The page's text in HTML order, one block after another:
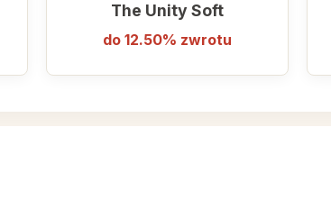
The Unity Soft
do 12.50% zwrotu